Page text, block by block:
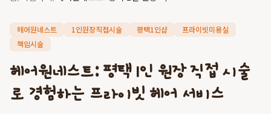
헤어원네스트 1인원장직접시술 평택1인샵
프라이빗미용실
책임시술
헤어원네스트: 평택 1인 원장 직접 시술
로 경험하는 프라이빗 헤어 서비스